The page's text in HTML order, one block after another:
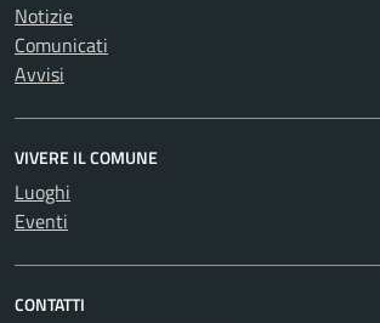
Notizie
Comunicati
Avvisi
VIVERE IL COMUNE
Luoghi
Eventi
CONTATTI